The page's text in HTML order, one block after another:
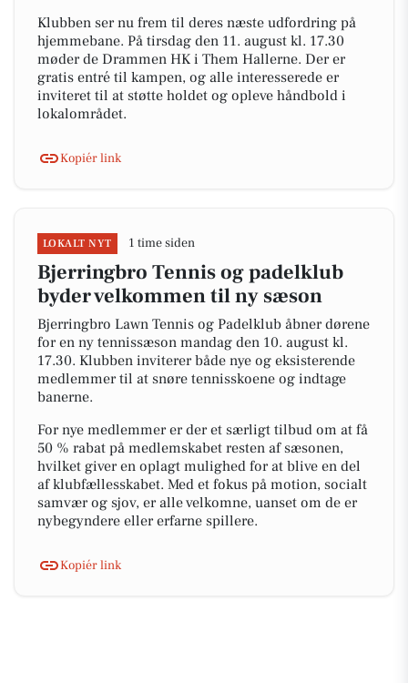
Klubben ser nu frem til deres næste udfordring på
hjemmebane. På tirsdag den 11. august kl. 17.30
møder de Drammen HK i Them Hallerne. Der er
gratis entré til kampen, og alle interesserede er
inviteret til at støtte holdet og opleve håndbold i
lokalområdet.
Kopiér link
LOKALT NYT 1 time siden
Bjerringbro Tennis og padelklub
byder velkommen til ny sæson
Bjerringbro Lawn Tennis og Padelklub åbner dørene
for en ny tennissæson mandag den 10. august kl.
17.30. Klubben inviterer både nye og eksisterende
medlemmer til at snøre tennisskoene og indtage
banerne.
For nye medlemmer er der et særligt tilbud om at få
50 % rabat på medlemskabet resten af sæsonen,
hvilket giver en oplagt mulighed for at blive en del
af klubfællesskabet. Med et fokus på motion, socialt
samvær og sjov, er alle velkomne, uanset om de er
nybegyndere eller erfarne spillere.
Kopiér link